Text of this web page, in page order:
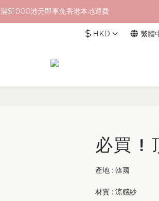
滿$1000港元即享免香港本地運費
$ HKD 繁體
必買 !
產地 : 韓國
材質 : 涼感紗